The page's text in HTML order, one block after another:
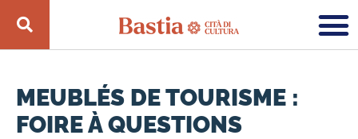
MEUBLÉS DE TOURISME :
FOIRE À QUESTIONS